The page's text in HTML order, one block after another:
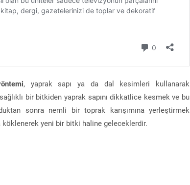
, yaprak sapı ya da dal kesimleri kullanarak
bir bitkiden yaprak sapını dikkatlice kesmek ve bu
sonra nemli bir toprak karışımına yerleştirmek
yeni bir bitki haline geleceklerdir.